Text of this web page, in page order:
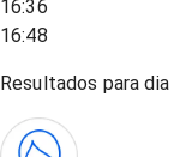
16:36
16:48
Resultados para dia